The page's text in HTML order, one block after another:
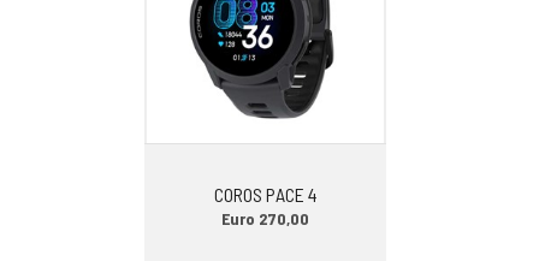
-DROP: 10 mm (37mm tallone 27 mm avampiede)
-TERRENO DI CORSA: asfalto o strada bianca.
CONSIGLI DI UTILIZZO. Saucony Triumph 23 da donna si può utilizzare in
estrema scioltezza per gli allenamenti su ogni distanza e per ritmi di
corsa medi e lenti. Ama anche le distanze più lunghe quando si cerca
è il podista di peso medio e anche pesante.
COROS PACE 4
Euro 270,00